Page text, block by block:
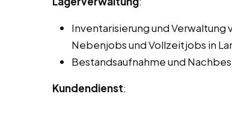
Inventarisierung und Verwaltung
Nebenjobs und Vollzeitjobs in
Bestandsaufnahme und
Kundendienst: